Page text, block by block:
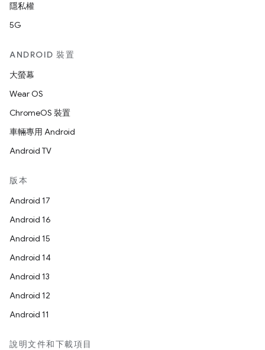
隱私權
5G
ANDROID 裝置
大螢幕
Wear OS
ChromeOS 裝置
車輛專用 Android
Android TV
版本
Android 17
Android 16
Android 15
Android 14
Android 13
Android 12
Android 11
說明文件和下載項目